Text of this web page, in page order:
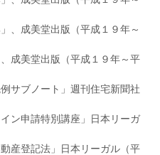
、成美堂出版（平成１９年～
成美堂出版（平成１９年～平
サブノート」週刊住宅新聞社
ン申請特別講座」日本リーガ
産登記法」日本リーガル（平